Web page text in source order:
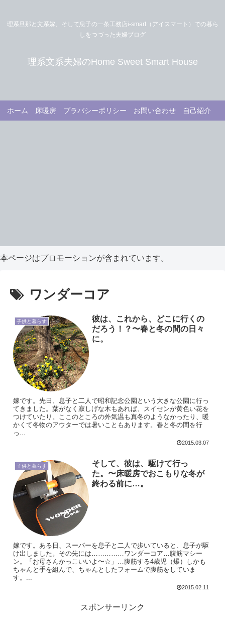
理系旦那と文系嫁、そして息子の一条工務店i-smart（アイスマート）での暮ら
しをつづった夫婦ブログ
理系文系夫婦のHome Sweet Smart House
ホーム 床暖房 プラバシーポリシー お問い合わせ 自己紹介
本ページはプロモーションが含まれています。
ワンダーコア
子供と暮らす
彼は、これから、どこに行くの
だろう！？〜春と冬の間の日々
に。
嫁です。先日、息子と二人で昭和記念公園という大きな公園に行っ
てきました。葉がなく寂しげな木もあれば、スイセンが黄色い花を
つけていたり。ここのところの外気温も真冬のようなかったり、暖
かくて冬物のアウターでは暑いこともあります。春と冬の間を行
っ...
2015.03.07
子供と暮らす
そして、彼は、駆けて行っ
た。〜床暖房でおこもりな冬が
終わる前に…。
嫁です。ある日、スーパーを息子と二人で歩いていると、息子が駆
け出しました。その先には……………ワンダーコア…腹筋マシー
ン。「お母さんかっこいいよ〜☆」…腹筋する4歳児（爆）しかも
ちゃんと手を組んで、ちゃんとしたフォームで腹筋をしていま
す。...
2015.02.11
スポンサーリンク